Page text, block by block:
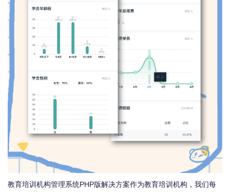
教育培训机构管理系统PHP版解决方案作为教育培训机构，我们每